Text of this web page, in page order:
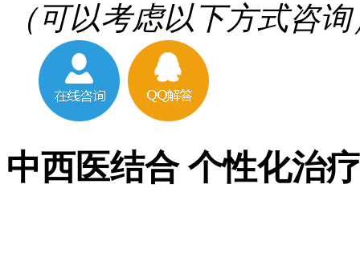
（可以考虑以下方式咨询
中西医结合 个性化治